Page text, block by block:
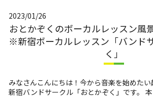
2023/01/26
おとかぞくのボーカルレッスン風
※新宿ボーカルレッスン「バンド
く」
みなさんこんにちは！今から音楽を始めた
新宿バンドサークル「おとかぞく」です。